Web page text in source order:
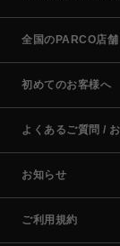
全国のPARCO店舗
初めてのお客様へ
よくあるご質問 /
お知らせ
ご利用規約